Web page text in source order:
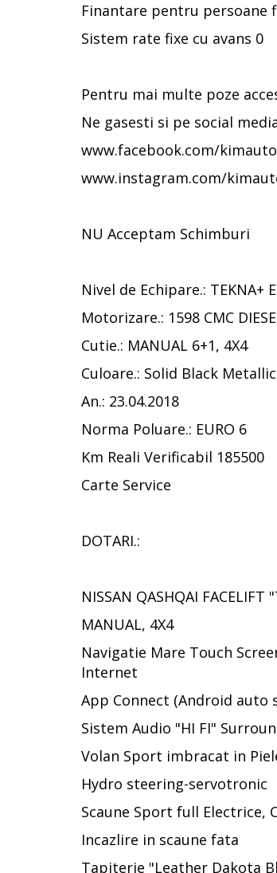
Finantare pentru persoane
Sistem rate fixe cu avans 0
Pentru mai multe poze
Ne gasesti si pe social
www.facebook.com/
www.instagram.com/
NU Acceptam Schimburi
Nivel de Echipare.: TEKNA+
Motorizare.: 1598 CMC
Cutie.: MANUAL 6+1, 4X4
Culoare.: Solid Black
An.: 23.04.2018
Norma Poluare.: EURO 6
Km Reali Verificabil 185500
Carte Service
DOTARI.:
NISSAN QASHQAI FACELIFT
MANUAL, 4X4
Navigatie Mare Touch
Internet
App Connect (Android auto
Sistem Audio "HI FI"
Volan Sport imbracat in
Hydro steering-servotronic
Scaune Sport full Electrice,
Incazlire in scaune fata
Tapiterie "Leather Dakota